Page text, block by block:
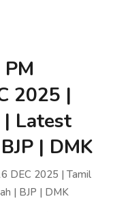
2025 |
| Latest
| DMK
DEC 2025 | Tamil
| BJP | DMK